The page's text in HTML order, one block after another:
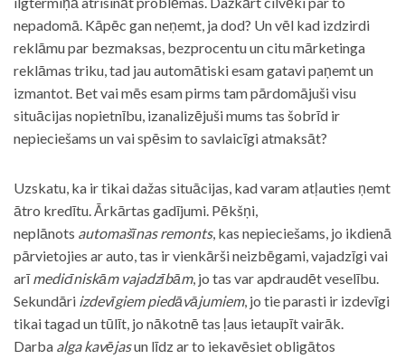
nepadomā. Kāpēc gan neņemt, ja dod? Un vēl kad izdzirdi
reklāmu par bezmaksas, bezprocentu un citu mārketinga
reklāmas triku, tad jau automātiski esam gatavi paņemt un
izmantot. Bet vai mēs esam pirms tam pārdomājuši visu
situācijas nopietnību, izanalizējuši mums tas šobrīd ir
nepieciešams un vai spēsim to savlaicīgi atmaksāt?
Uzskatu, ka ir tikai dažas situācijas, kad varam atļauties ņemt
ātro kredītu. Ārkārtas gadījumi. Pēkšņi,
neplānots automašīnas remonts, kas nepieciešams, jo ikdienā
pārvietojies ar auto, tas ir vienkārši neizbēgami, vajadzīgi vai
arīmedicīniskām vajadzībām, jo tas var apdraudēt veselību.
Sekundāri izdevīgiem piedāvājumiem, jo tie parasti ir izdevīgi
tikai tagad un tūlīt, jo nākotnē tas ļaus ietaupīt vairāk.
Darba alga kavējasun līdz ar to iekavēsiet obligātos